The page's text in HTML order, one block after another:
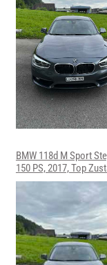
BMW 118d M Sport
150 PS, 2017, Top